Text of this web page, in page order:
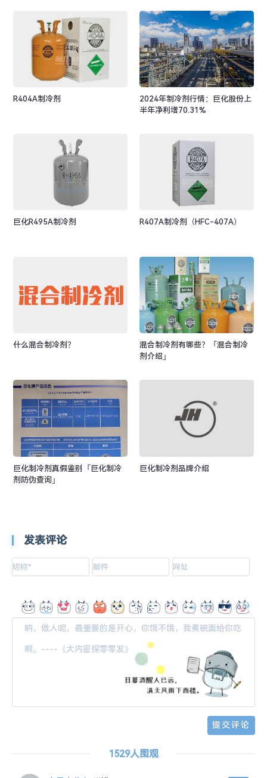
R404A制冷剂
2024年制冷剂行情：巨化股份上
半年净利增70.31%
巨化R495A制冷剂 R407A制冷剂（HFC-407A）
什么混合制冷剂？
混合制冷剂有哪些？「混合制冷
剂介绍」
巨化制冷剂真假鉴别「巨化制冷
剂防伪查询」
巨化制冷剂品牌介绍
发表评论
1529人围观